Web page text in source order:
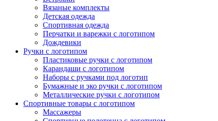
Вязаные комплекты
Детская одежда
Спортивная одежда
Перчатки и варежки с логотипом
Дождевики
Ручки с логотипом
Пластиковые ручки с логотипом
Карандаши с логотипом
Наборы с ручками под логотип
Бумажные и эко ручки с логотипом
Металлические ручки с логотипом
Спортивные товары с логотипом
Массажеры